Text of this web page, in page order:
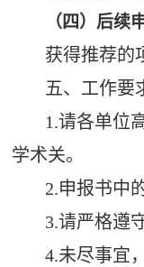
（四）后续
获得推荐的
五、工作要
1.请各单位
学术关。
2.申报书中
3.请严格遵
4.未尽事宜